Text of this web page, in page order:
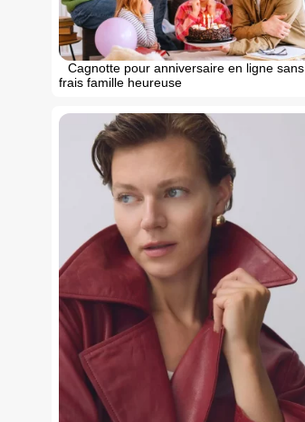
Cagnotte pour anniversaire en ligne sans
frais famille heureuse